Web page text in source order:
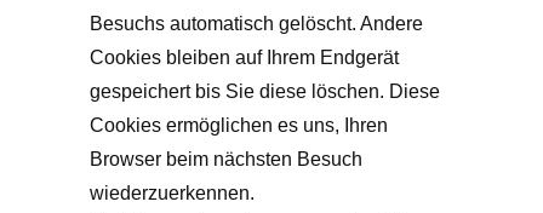
Besuchs automatisch gelöscht. Andere
Cookies bleiben auf Ihrem Endgerät
gespeichert bis Sie diese löschen. Diese
Cookies ermöglichen es uns, Ihren
Browser beim nächsten Besuch
wiederzuerkennen.